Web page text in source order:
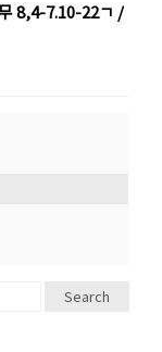
8,4-7.10-22ㄱ /
Search